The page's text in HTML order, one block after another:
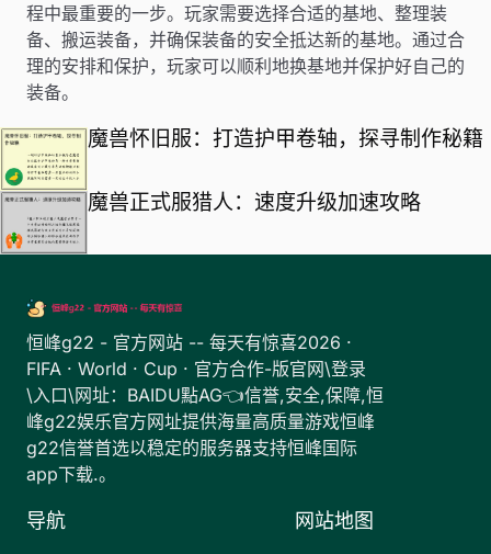
程中最重要的一步。玩家需要选择合适的基地、整理装
备、搬运装备，并确保装备的安全抵达新的基地。通过合
理的安排和保护，玩家可以顺利地换基地并保护好自己的
装备。
魔兽怀旧服：打造护甲卷轴，探寻制作秘籍
魔兽正式服猎人：速度升级加速攻略
恒峰g22 - 官方网站 -- 每天有惊喜2026 ·
FIFA · World · Cup · 官方合作-版官网\登录
\入口\网址：BAIDU點AG👈信誉,安全,保障,恒
峰g22娱乐官方网址提供海量高质量游戏恒峰
g22信誉首选以稳定的服务器支持恒峰国际
app下载.。
导航 网站地图